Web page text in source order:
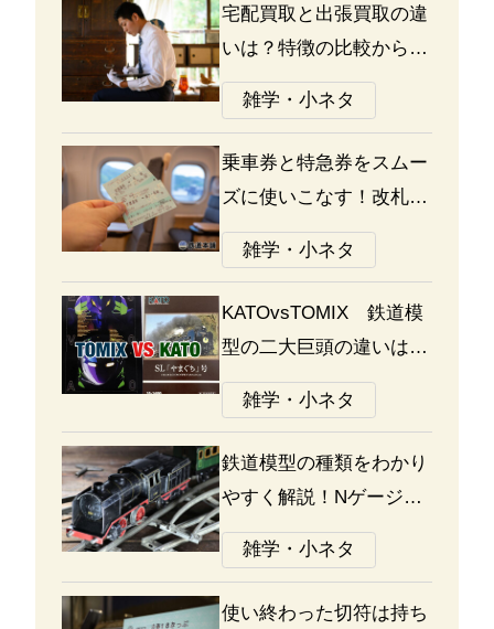
宅配買取と出張買取の違
いは？特徴の比較から探
る選び方のポイント
雑学・小ネタ
乗車券と特急券をスムー
ズに使いこなす！改札の
通り方ガイド
雑学・小ネタ
KATOvsTOMIX 鉄道模
型の二大巨頭の違いは何
か？あなたはどっち派？
雑学・小ネタ
鉄道模型の種類をわかり
やすく解説！Nゲージ、
Oゲージ、Zゲージなど
の違いについて
雑学・小ネタ
使い終わった切符は持ち